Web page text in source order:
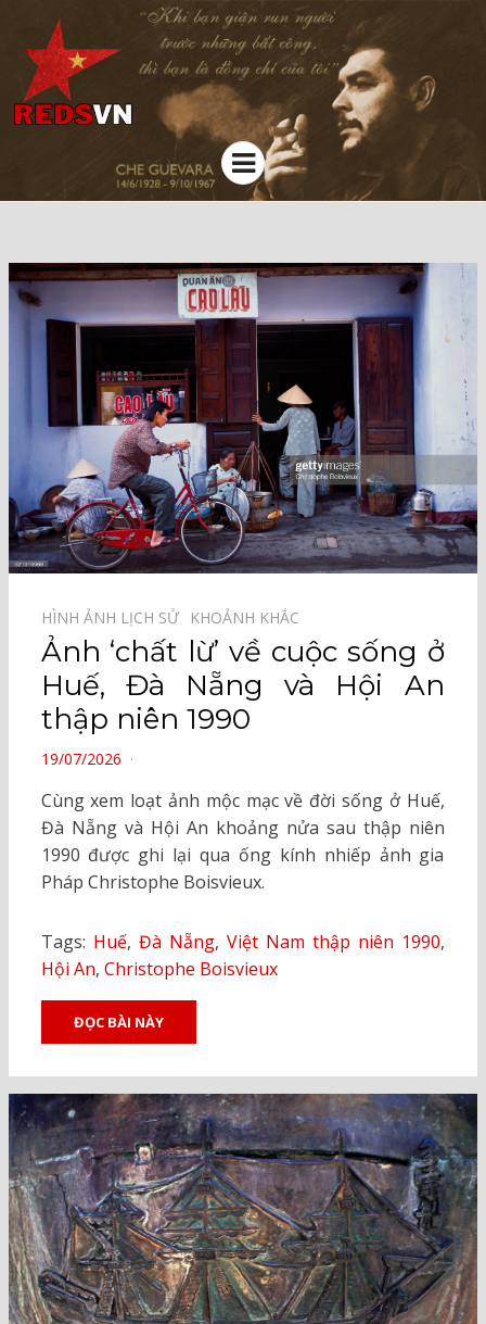
Kênh chia sẻ tri thức cộng đồng
Menu
HÌNH ẢNH LỊCH SỬ⠀ KHOẢNH KHẮC⠀
Ảnh ‘chất lừ’ về cuộc sống ở
Huế, Đà Nẵng và Hội An
thập niên 1990
POSTED
19/07/2026
Cùng xem loạt ảnh mộc mạc về đời sống ở Huế,
Đà Nẵng và Hội An khoảng nửa sau thập niên
1990 được ghi lại qua ống kính nhiếp ảnh gia
Pháp Christophe Boisvieux.
Tags: Huế, Đà Nẵng, Việt Nam thập niên 1990,
Hội An, Christophe Boisvieux
ĐỌC BÀI NÀY